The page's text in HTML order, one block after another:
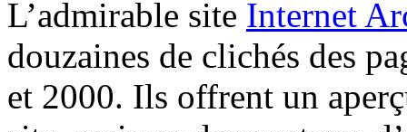
L’admirable site Internet
douzaines de clichés des
et 2000. Ils offrent un